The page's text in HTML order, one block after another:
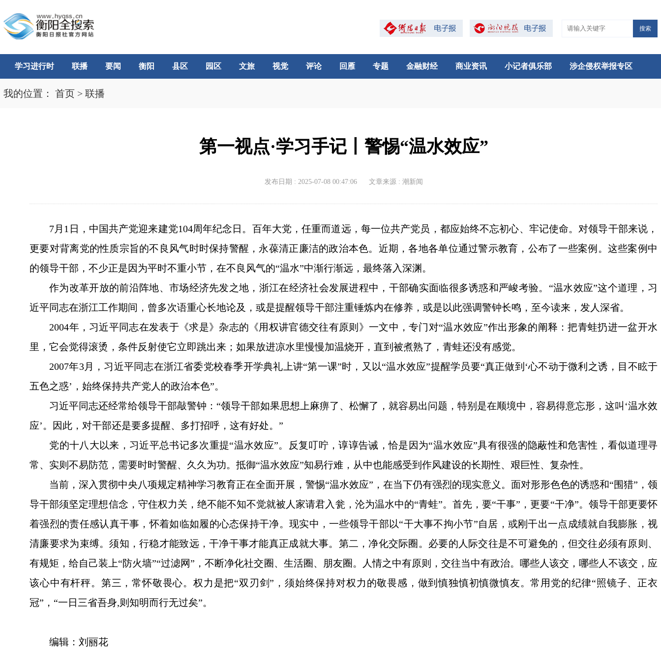
搜索
学习进行时 联播 要闻 衡阳 县区 园区 文旅 视觉 评论 回雁 专题 金融财经 商业资讯 小记者俱乐部 涉企侵权举报专区
我的位置： 首页 > 联播
第一视点·学习手记丨警惕“温水效应”
发布日期 : 2025-07-08 00:47:06 文章来源 : 潮新闻
7月1日，中国共产党迎来建党104周年纪念日。百年大党，任重而道远，每一位共产党员，都应始终不忘初心、牢记使命。对领导干部来说，
更要对背离党的性质宗旨的不良风气时时保持警醒，永葆清正廉洁的政治本色。近期，各地各单位通过警示教育，公布了一些案例。这些案例中
的领导干部，不少正是因为平时不重小节，在不良风气的“温水”中渐行渐远，最终落入深渊。
作为改革开放的前沿阵地、市场经济先发之地，浙江在经济社会发展进程中，干部确实面临很多诱惑和严峻考验。“温水效应”这个道理，习
近平同志在浙江工作期间，曾多次语重心长地论及，或是提醒领导干部注重锤炼内在修养，或是以此强调警钟长鸣，至今读来，发人深省。
2004年，习近平同志在发表于《求是》杂志的《用权讲官德交往有原则》一文中，专门对“温水效应”作出形象的阐释：把青蛙扔进一盆开水
里，它会觉得滚烫，条件反射使它立即跳出来；如果放进凉水里慢慢加温烧开，直到被煮熟了，青蛙还没有感觉。
2007年3月，习近平同志在浙江省委党校春季开学典礼上讲“第一课”时，又以“温水效应”提醒学员要“真正做到‘心不动于微利之诱，目不眩于
五色之惑’，始终保持共产党人的政治本色”。
习近平同志还经常给领导干部敲警钟：“领导干部如果思想上麻痹了、松懈了，就容易出问题，特别是在顺境中，容易得意忘形，这叫‘温水效
应’。因此，对干部还是要多提醒、多打招呼，这有好处。”
党的十八大以来，习近平总书记多次重提“温水效应”。反复叮咛，谆谆告诫，恰是因为“温水效应”具有很强的隐蔽性和危害性，看似道理寻
常、实则不易防范，需要时时警醒、久久为功。抵御“温水效应”知易行难，从中也能感受到作风建设的长期性、艰巨性、复杂性。
当前，深入贯彻中央八项规定精神学习教育正在全面开展，警惕“温水效应”，在当下仍有强烈的现实意义。面对形形色色的诱惑和“围猎”，领
导干部须坚定理想信念，守住权力关，绝不能不知不觉就被人家请君入瓮，沦为温水中的“青蛙”。首先，要“干事”，更要“干净”。领导干部更要怀
着强烈的责任感认真干事，怀着如临如履的心态保持干净。现实中，一些领导干部以“干大事不拘小节”自居，或刚干出一点成绩就自我膨胀，视
清廉要求为束缚。须知，行稳才能致远，干净干事才能真正成就大事。第二，净化交际圈。必要的人际交往是不可避免的，但交往必须有原则、
有规矩，给自己装上“防火墙”“过滤网”，不断净化社交圈、生活圈、朋友圈。人情之中有原则，交往当中有政治。哪些人该交，哪些人不该交，应
该心中有杆秤。第三，常怀敬畏心。权力是把“双刃剑”，须始终保持对权力的敬畏感，做到慎独慎初慎微慎友。常用党的纪律“照镜子、正衣
冠”，“一日三省吾身,则知明而行无过矣”。
编辑：刘丽花